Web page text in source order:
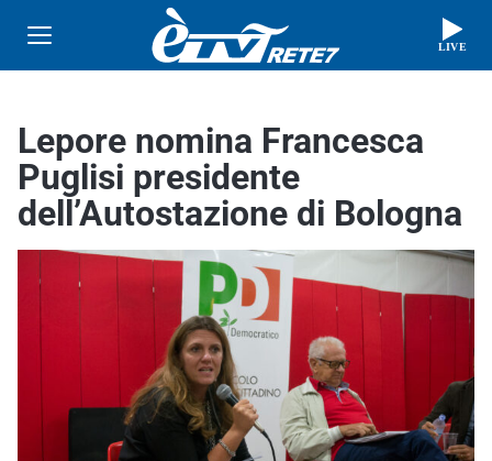
LIVE
Lepore nomina Francesca
Puglisi presidente
dell’Autostazione di Bologna